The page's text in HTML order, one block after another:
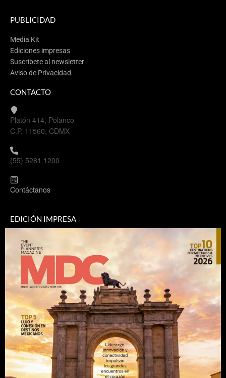
PUBLICIDAD
Media Kit
Ediciones impresas
Suscríbete al newsletter
Aviso de Privacidad
CONTACTO
Platón 414, Polanco
C.P. 11560, CDMX
(55) 5281 1200
Contáctanos
EDICIÓN IMPRESA